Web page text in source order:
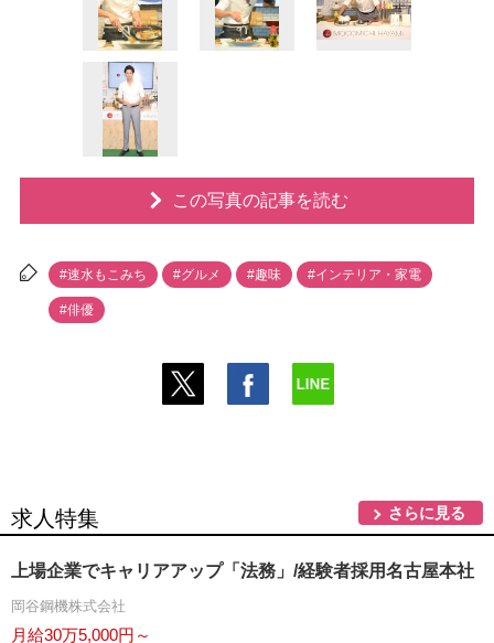
この写真の記事を読む
#速水もこみち #グルメ #趣味 #インテリア・家電
#俳優
求人特集 さらに見る
上場企業でキャリアアップ「法務」/経験者採用名古屋本社
岡谷鋼機株式会社
月給30万5,000円～